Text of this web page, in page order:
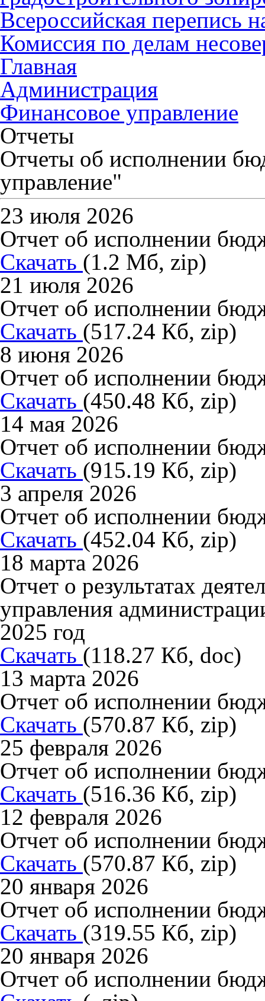
Всероссийская перепись
Комиссия по делам
Главная
Администрация
Финансовое управление
Отчеты
Отчеты об исполнении
управление"
23 июля 2026
Отчет об исполнении
Скачать (1.2 Мб, zip)
21 июля 2026
Отчет об исполнении
Скачать (517.24 Кб, zip)
8 июня 2026
Отчет об исполнении
Скачать (450.48 Кб, zip)
14 мая 2026
Отчет об исполнении
Скачать (915.19 Кб, zip)
3 апреля 2026
Отчет об исполнении
Скачать (452.04 Кб, zip)
18 марта 2026
Отчет о результатах
управления
2025 год
Скачать (118.27 Кб, doc)
13 марта 2026
Отчет об исполнении
Скачать (570.87 Кб, zip)
25 февраля 2026
Отчет об исполнении
Скачать (516.36 Кб, zip)
12 февраля 2026
Отчет об исполнении
Скачать (570.87 Кб, zip)
20 января 2026
Отчет об исполнении
Скачать (319.55 Кб, zip)
20 января 2026
Отчет об исполнении